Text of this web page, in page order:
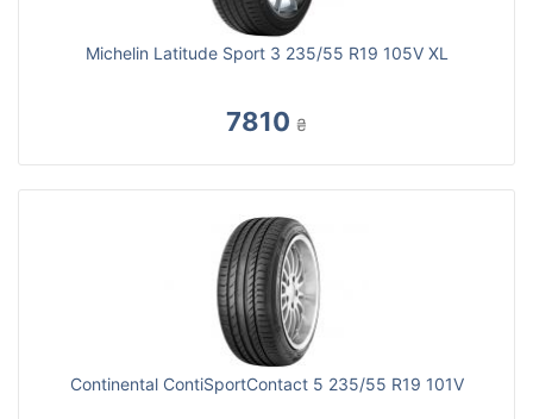
Michelin Latitude Sport 3 235/55 R19 105V XL
7810 ₴
Continental ContiSportContact 5 235/55 R19 101V